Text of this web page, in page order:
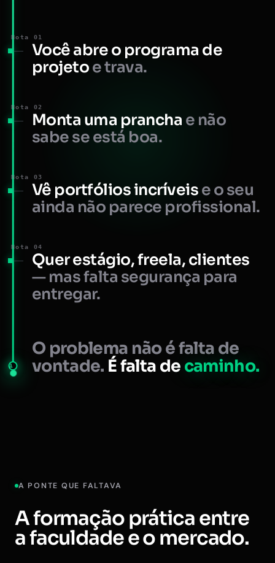
A
Nota 01
Você abre o programa de
projetoe trava.
Nota 02
Monta uma prancha e não
sabe se está boa.
Nota 03
Vê portfólios incríveise o seu
ainda não parece profissional.
Nota 04
Quer estágio, freela, clientes
— mas falta segurança para
entregar.
O problema não é falta de
vontade. É falta de caminho.
A PONTE QUE FALTAVA
A formação prática entre
a faculdade e o mercado.